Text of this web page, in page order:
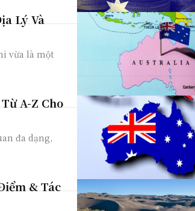
Lý Và
vừa là một
A-Z Cho
đa dạng,
& Tác